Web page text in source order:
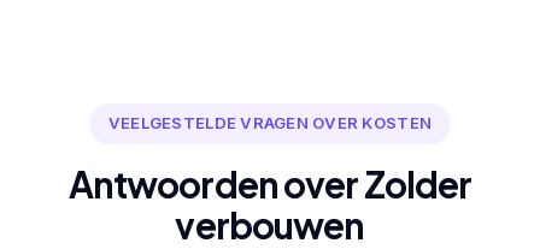
VEELGESTELDE VRAGEN OVER KOSTEN
Antwoorden over Zolder
verbouwen